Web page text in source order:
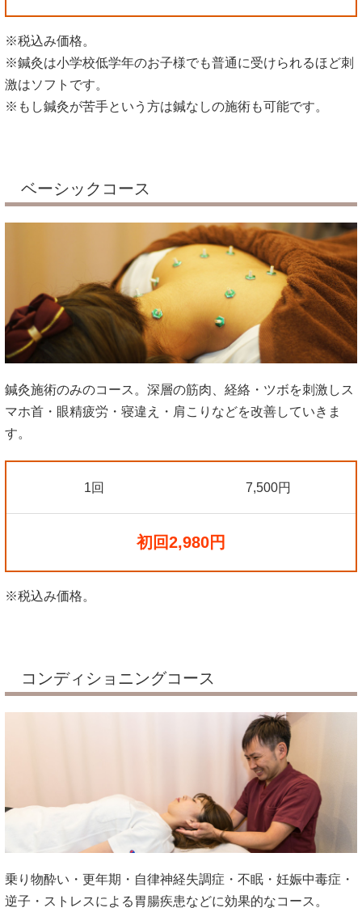
※税込み価格。
※鍼灸は小学校低学年のお子様でも普通に受けられるほど刺
激はソフトです。
※もし鍼灸が苦手という方は鍼なしの施術も可能です。
ベーシックコース
鍼灸施術のみのコース。深層の筋肉、経絡・ツボを刺激しス
マホ首・眼精疲労・寝違え・肩こりなどを改善していきま
す。
1回 7,500円
初回2,980円
※税込み価格。
コンディショニングコース
乗り物酔い・更年期・自律神経失調症・不眠・妊娠中毒症・
逆子・ストレスによる胃腸疾患などに効果的なコース。